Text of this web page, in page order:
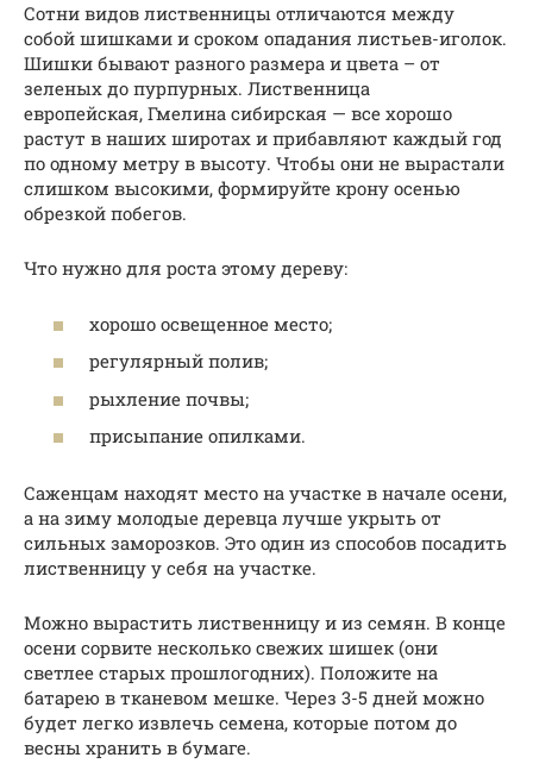
Сотни видов лиственницы отличаются между
собой шишками и сроком опадания листьев-иголок.
Шишки бывают разного размера и цвета – от
зеленых до пурпурных. Лиственница
европейская, Гмелина сибирская — все хорошо
растут в наших широтах и прибавляют каждый год
по одному метру в высоту. Чтобы они не вырастали
слишком высокими, формируйте крону осенью
обрезкой побегов.
Что нужно для роста этому дереву:
хорошо освещенное место;
регулярный полив;
рыхление почвы;
присыпание опилками.
Саженцам находят место на участке в начале осени,
а на зиму молодые деревца лучше укрыть от
сильных заморозков. Это один из способов посадить
лиственницу у себя на участке.
Можно вырастить лиственницу и из семян. В конце
осени сорвите несколько свежих шишек (они
светлее старых прошлогодних). Положите на
батарею в тканевом мешке. Через 3-5 дней можно
будет легко извлечь семена, которые потом до
весны хранить в бумаге.